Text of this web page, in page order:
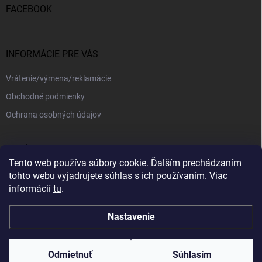
Tento web používa súbory cookie. Ďalším prechádzaním
tohto webu vyjadrujete súhlas s ich používaním. Viac
informácií tu.
Nastavenie
Odmietnuť Súhlasím
FACEBOOK
INFORMÁCIE PRE VÁS
Vrátenie/výmena/reklamácie
Obchodné podmienky
Ochrana osobných údajov
Copyright 2026kajotex.sk. Všetky práva vyhradené.Upraviť nastavenie